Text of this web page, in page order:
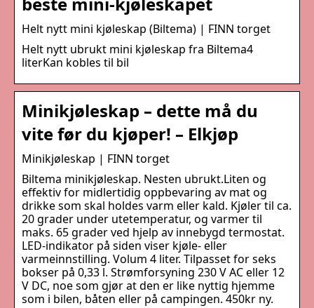
Helt nytt mini kjøleskap (Biltema) | FINN torget
Helt nytt ubrukt mini kjøleskap fra Biltema4
literKan kobles til bil
Minikjøleskap – dette må du
vite før du kjøper! – Elkjøp
Minikjøleskap | FINN torget
Biltema minikjøleskap. Nesten ubrukt.Liten og
effektiv for midlertidig oppbevaring av mat og
drikke som skal holdes varm eller kald. Kjøler til ca.
20 grader under utetemperatur, og varmer til
maks. 65 grader ved hjelp av innebygd termostat.
LED-indikator på siden viser kjøle- eller
varmeinnstilling. Volum 4 liter. Tilpasset for seks
bokser på 0,33 l. Strømforsyning 230 V AC eller 12
V DC, noe som gjør at den er like nyttig hjemme
som i bilen, båten eller på campingen. 450kr ny.